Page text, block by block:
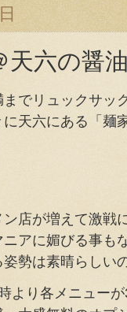
天六の醤
でリュックサッ
天六にある「麺
店が増えて激戦
アに媚びる事も
勢は素晴らしい
より各メニュー